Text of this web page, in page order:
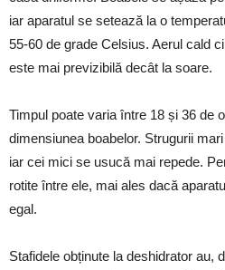
iar aparatul se setează la o
55-60 de grade Celsius. Aerul cald
este mai previzibilă decât la soare.
Timpul poate varia între 18 și 36 de
dimensiunea boabelor. Strugurii
iar cei mici se usucă mai repede.
rotite între ele, mai ales dacă
egal.
Stafidele obținute la deshidrator au,